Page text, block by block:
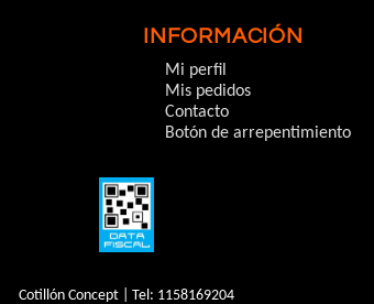
INFORMACIÓN
Mi perfil
Mis pedidos
Contacto
Botón de arrepentimiento
Cotillón Concept | Tel: 1158169204